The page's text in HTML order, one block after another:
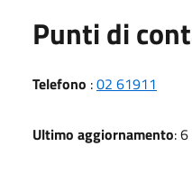
Punti di
Telefono :02 61911
Ultimo aggiornamento: